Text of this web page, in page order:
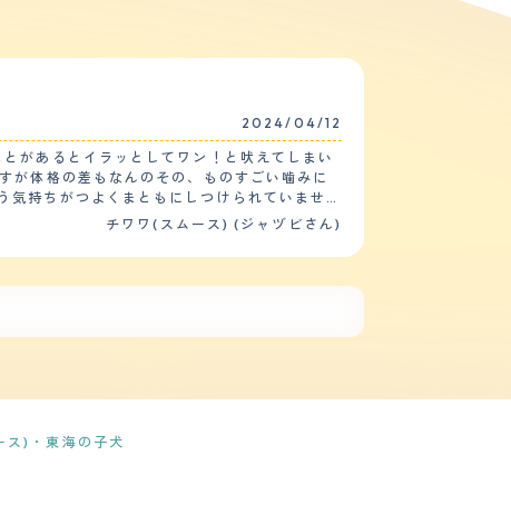
2024/04/12
があるとイラッとしてワン！と吠えてしまい
が体格の差もなんのその、ものすごい噛みに
持ちがつよくまともにしつけられていませ
お迎えしました。どんどん値引きされていて
チワワ(スムース) (ジャヅビさん)
ス)・東海の子犬